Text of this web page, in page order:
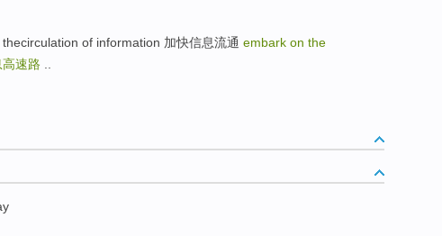
thecirculation of information 加快信息流通 embark on the
速路